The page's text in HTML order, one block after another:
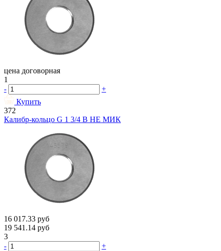
цена договорная
1
-
+
Купить
372
Калибр-кольцо G 1 3/4 В НЕ МИК
16 017.33 руб
19 541.14 руб
3
-
+